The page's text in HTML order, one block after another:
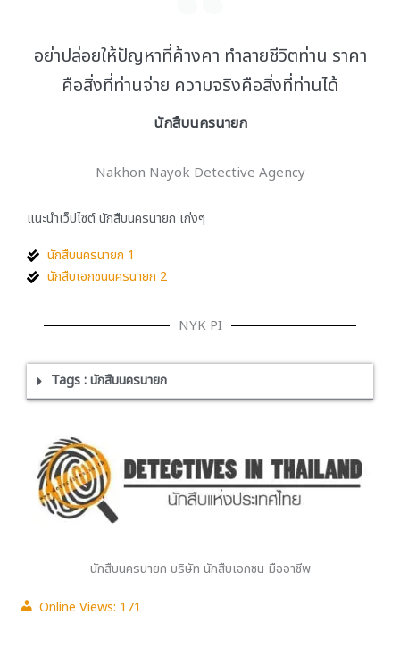
อย่าปล่อยให้ปัญหาที่ค้างคา ทำลายชีวิตท่าน ราคา
คือสิ่งที่ท่านจ่าย ความจริงคือสิ่งที่ท่านได้
นักสืบนครนายก
Nakhon Nayok Detective Agency
แนะนำเว็ปไซต์ นักสืบนครนายก เก่งๆ
นักสืบนครนายก 1
นักสืบเอกชนนครนายก 2
NYK PI
Tags : นักสืบนครนายก
นักสืบนครนายก บริษัท นักสืบเอกชน มืออาชีพ
Online Views: 171